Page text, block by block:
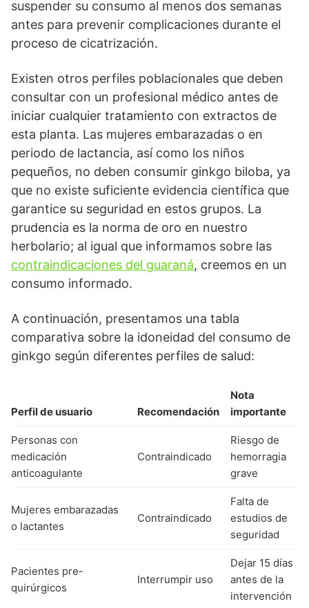
suspender su consumo al menos dos semanas
antes para prevenir complicaciones durante el
proceso de cicatrización.
Existen otros perfiles poblacionales que deben
consultar con un profesional médico antes de
iniciar cualquier tratamiento con extractos de
esta planta. Las mujeres embarazadas o en
periodo de lactancia, así como los niños
pequeños, no deben consumir ginkgo biloba, ya
que no existe suficiente evidencia científica que
garantice su seguridad en estos grupos. La
prudencia es la norma de oro en nuestro
herbolario; al igual que informamos sobre las
contraindicaciones del guaraná, creemos en un
consumo informado.
A continuación, presentamos una tabla
comparativa sobre la idoneidad del consumo de
ginkgo según diferentes perfiles de salud:
Perfil de usuario Recomendación
Nota
importante
Personas con
medicación
anticoagulante
Contraindicado
Riesgo de
hemorragia
grave
Mujeres embarazadas
o lactantes
Contraindicado
Falta de
estudios de
seguridad
Pacientes pre-
quirúrgicos
Interrumpir uso
Dejar 15 días
antes de la
intervención